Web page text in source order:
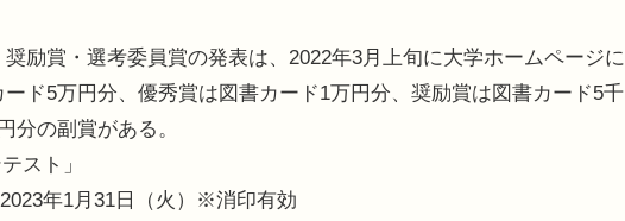
励賞・選考委員賞の発表は、2022年3月上旬に大学ホームページに
ド5万円分、優秀賞は図書カード1万円分、奨励賞は図書カード5千
分の副賞がある。
スト」
年1月31日（火）※消印有効